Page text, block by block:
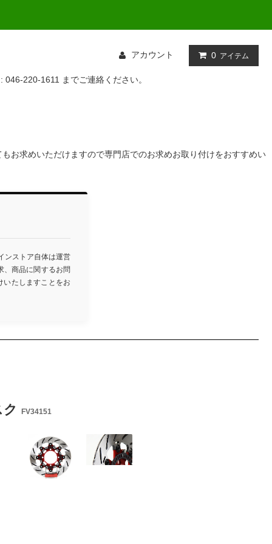
アカウント 0 アイテム
046-220-1611 までご連絡ください。
お求めいただけますので専門店でのお求めお取り付けをおすすめい
ンストア自体は運営
、商品に関するお問
いたしますことをお
FV34151